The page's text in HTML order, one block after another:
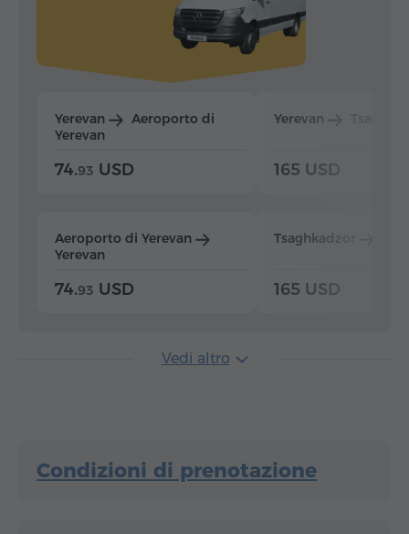
Yerevan
Aeroporto di
Yerevan
74.93 USD
Aeroporto di Yerevan
Yerevan
74.93 USD
Yerevan
165 USD
Tsaghkadzor
165 USD
Vedi altro
Condizioni di prenotazione